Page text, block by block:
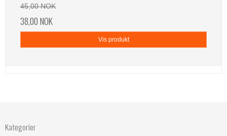
45,00 NOK
38,00 NOK
Vis produkt
Kategorier